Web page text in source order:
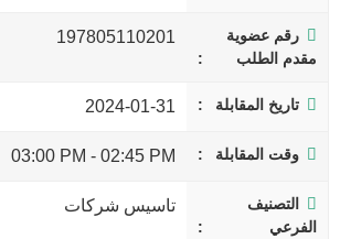
رقم عضوية
مقدم الطلب
197805110201
تاريخ المقابلة 2024-01-31
وقت المقابلة 02:45 PM
-
03:00 PM
التصنيف
الفرعي
تاسيس شركات